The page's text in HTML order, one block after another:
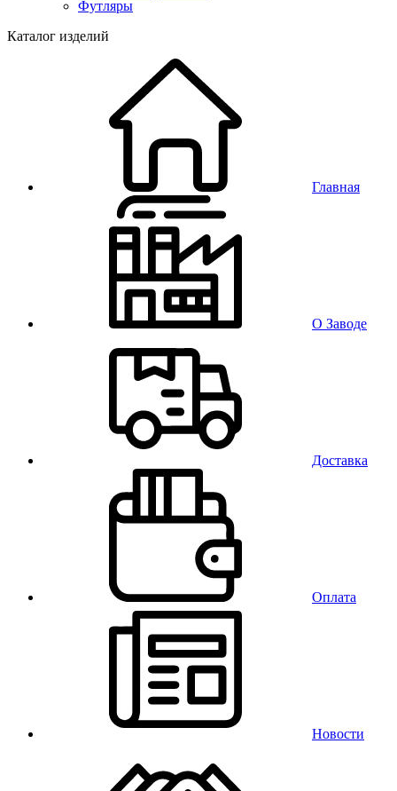
Футляры
Каталог изделий
Главная
О Заводе
Доставка
Оплата
Новости